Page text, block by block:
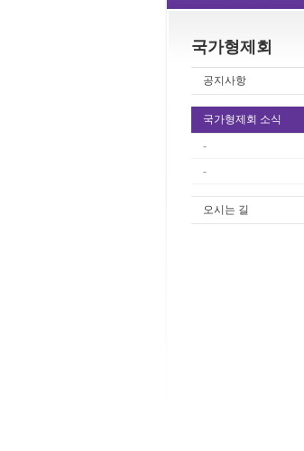
국가형제회
공지사항
국가형제회 소식
-
-
오시는 길